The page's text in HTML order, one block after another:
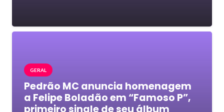
GERAL
Pedrão MC anuncia homenagem
a Felipe Boladão em “Famoso P”,